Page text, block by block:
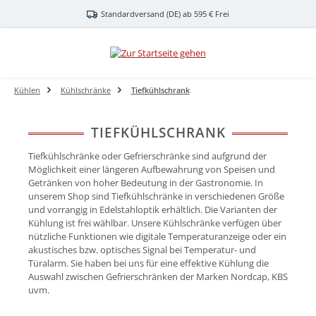
Zum Hauptinhalt springenStandardversand (DE) ab 595 € Frei
Kühlen Kühlschränke Tiefkühlschrank
TIEFKÜHLSCHRANK
Tiefkühlschränke oder Gefrierschränke sind aufgrund der
Möglichkeit einer längeren Aufbewahrung von Speisen und
Getränken von hoher Bedeutung in der Gastronomie. In
unserem Shop sind Tiefkühlschränke in verschiedenen Größe
und vorrangig in Edelstahloptik erhältlich. Die Varianten der
Kühlung ist frei wählbar. Unsere Kühlschränke verfügen über
nützliche Funktionen wie digitale Temperaturanzeige oder ein
akustisches bzw. optisches Signal bei Temperatur- und
Türalarm. Sie haben bei uns für eine effektive Kühlung die
Auswahl zwischen Gefrierschränken der Marken Nordcap, KBS
uvm.